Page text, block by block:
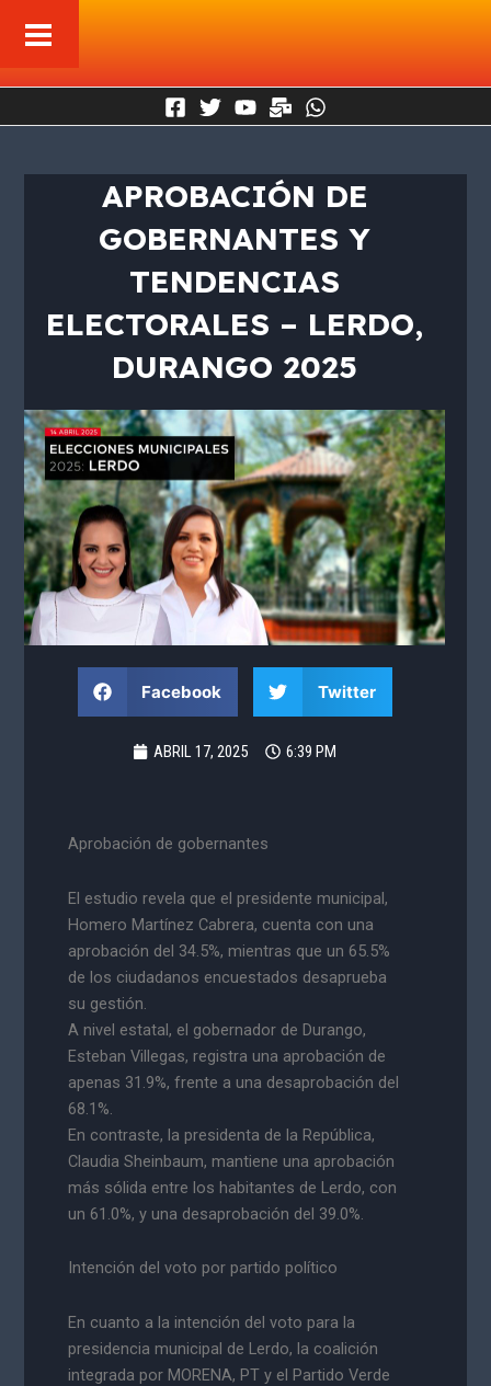
contenido
APROBACIÓN DE
GOBERNANTES Y
TENDENCIAS
ELECTORALES – LERDO,
DURANGO 2025
Facebook Twitter
ABRIL 17, 2025 6:39 PM
Aprobación de gobernantes
El estudio revela que el presidente municipal,
Homero Martínez Cabrera, cuenta con una
aprobación del 34.5%, mientras que un 65.5%
de los ciudadanos encuestados desaprueba
su gestión.
A nivel estatal, el gobernador de Durango,
Esteban Villegas, registra una aprobación de
apenas 31.9%, frente a una desaprobación del
68.1%.
En contraste, la presidenta de la República,
Claudia Sheinbaum, mantiene una aprobación
más sólida entre los habitantes de Lerdo, con
un 61.0%, y una desaprobación del 39.0%.
Intención del voto por partido político
En cuanto a la intención del voto para la
presidencia municipal de Lerdo, la coalición
integrada por MORENA, PT y el Partido Verde